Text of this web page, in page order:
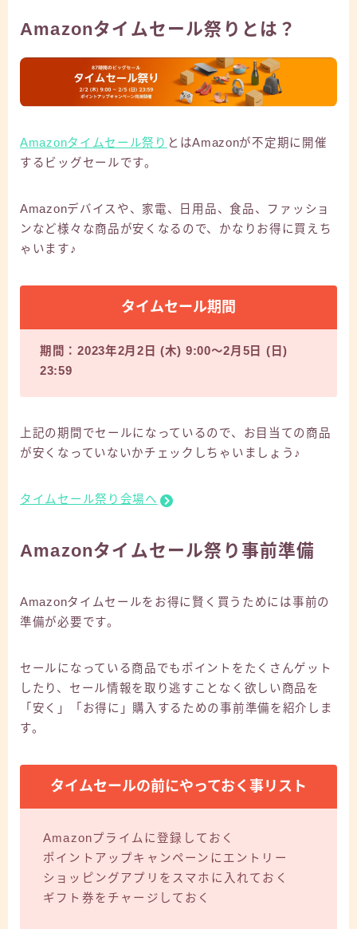
Amazonタイムセール祭りとは？
Amazonタイムセール祭り とはAmazonが不定期に開催
するビッグセールです。
Amazonデバイスや、家電、日用品、食品、ファッショ
ンなど様々な商品が安くなるので、かなりお得に買えち
ゃいます♪
タイムセール期間
期間：2023年2月2日 (木) 9:00〜2月5日 (日)
23:59
上記の期間でセールになっているので、お目当ての商品
が安くなっていないかチェックしちゃいましょう♪
タイムセール祭り会場ヘ
Amazonタイムセール祭り事前準備
Amazonタイムセールをお得に賢く買うためには事前の
準備が必要です。
セールになっている商品でもポイントをたくさんゲット
したり、セール情報を取り逃すことなく欲しい商品を
「安く」「お得に」購入するための事前準備を紹介しま
す。
タイムセールの前にやっておく事リスト
Amazonプライムに登録しておく
ポイントアップキャンペーンにエントリー
ショッピングアプリをスマホに入れておく
ギフト券をチャージしておく